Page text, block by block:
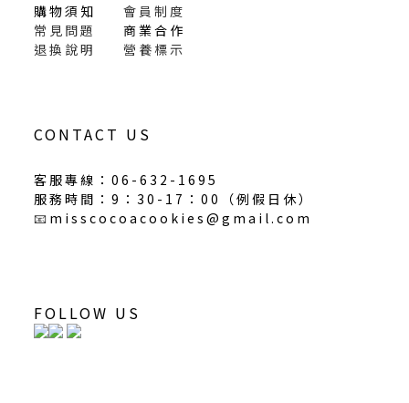
購物須知
會員制度
常見問題
商業合作
退換說明
營養標示
CONTACT US
客服專線：06-632-1695
服務時間：9：30-17：00（例假日休）
📧 misscocoacookies@gmail.com
FOLLOW US